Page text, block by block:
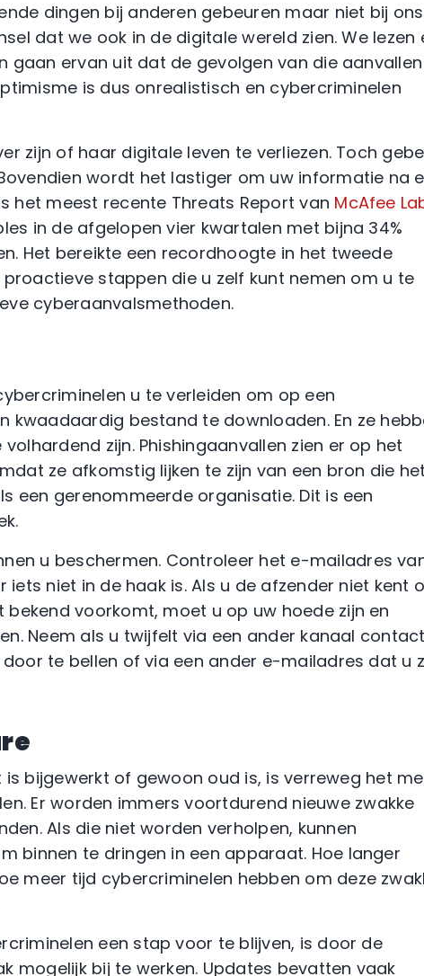
dingen bij anderen gebeuren maar niet bij
dat we ook in de digitale wereld zien. We lezen
gaan ervan uit dat de gevolgen van die aanvallen
is dus onrealistisch en cybercriminelen
zijn of haar digitale leven te verliezen. Toch
wordt het lastiger om uw informatie na
het meest recente Threats Report van McAfee
in de afgelopen vier kwartalen met bijna 34%
Het bereikte een recordhoogte in het tweede
proactieve stappen die u zelf kunt nemen om u te
cyberaanvalsmethoden.
u te verleiden om op een
kwaadaardig bestand te downloaden. En ze
zijn. Phishingaanvallen zien er op het
ze afkomstig lijken te zijn van een bron die het
een gerenommeerde organisatie. Dit is een
u beschermen. Controleer het e-mailadres
niet in de haak is. Als u de afzender niet kent
voorkomt, moet u op uw hoede zijn en
Neem als u twijfelt via een ander kanaal contact
te bellen of via een ander e-mailadres dat u
bijgewerkt of gewoon oud is, is verreweg het
Er worden immers voortdurend nieuwe zwakke
Als die niet worden verholpen, kunnen
binnen te dringen in een apparaat. Hoe langer
meer tijd cybercriminelen hebben om deze
een stap voor te blijven, is door de
mogelijk bij te werken. Updates bevatten vaak